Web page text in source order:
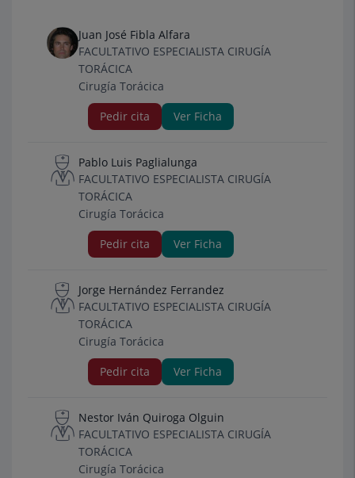
Juan José Fibla Alfara
FACULTATIVO ESPECIALISTA CIRUGÍA
TORÁCICA
Cirugía Torácica
Pedir cita
Ver Ficha
Pablo Luis Paglialunga
FACULTATIVO ESPECIALISTA CIRUGÍA
TORÁCICA
Cirugía Torácica
Pedir cita
Ver Ficha
Jorge Hernández Ferrandez
FACULTATIVO ESPECIALISTA CIRUGÍA
TORÁCICA
Cirugía Torácica
Pedir cita
Ver Ficha
Nestor Iván Quiroga Olguin
FACULTATIVO ESPECIALISTA CIRUGÍA
TORÁCICA
Cirugía Torácica